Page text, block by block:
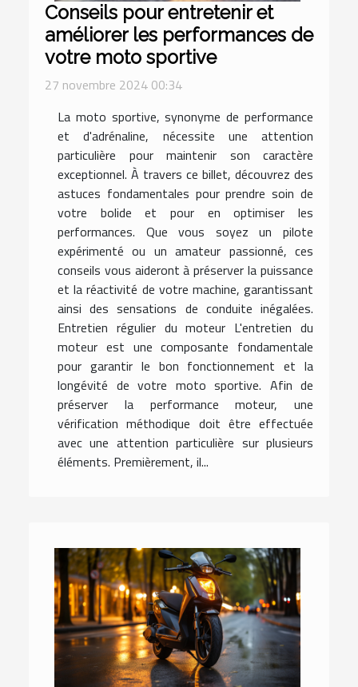
Conseils pour entretenir et
améliorer les performances de
votre moto sportive
27 novembre 2024 00:34
La moto sportive, synonyme de performance
et d'adrénaline, nécessite une attention
particulière pour maintenir son caractère
exceptionnel. À travers ce billet, découvrez des
astuces fondamentales pour prendre soin de
votre bolide et pour en optimiser les
performances. Que vous soyez un pilote
expérimenté ou un amateur passionné, ces
conseils vous aideront à préserver la puissance
et la réactivité de votre machine, garantissant
ainsi des sensations de conduite inégalées.
Entretien régulier du moteur L'entretien du
moteur est une composante fondamentale
pour garantir le bon fonctionnement et la
longévité de votre moto sportive. Afin de
préserver la performance moteur, une
vérification méthodique doit être effectuée
avec une attention particulière sur plusieurs
éléments. Premièrement, il...